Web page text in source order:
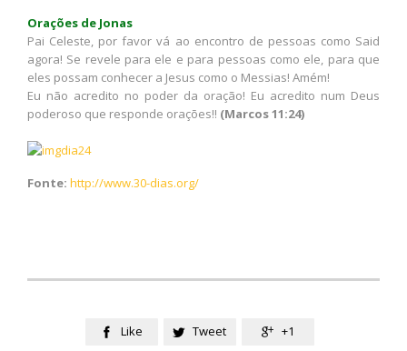
Orações de Jonas
Pai Celeste, por favor vá ao encontro de pessoas como Said
agora! Se revele para ele e para pessoas como ele, para que
eles possam conhecer a Jesus como o Messias! Amém!
Eu não acredito no poder da oração! Eu acredito num Deus
poderoso que responde orações!! (Marcos 11:24)
Fonte: http://www.30-dias.org/
 Like  Tweet  +1